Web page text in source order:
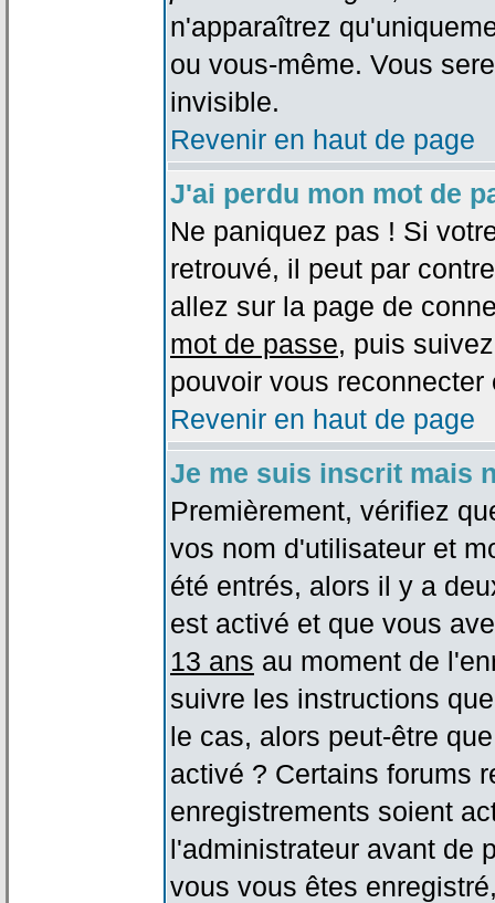
n'apparaîtrez
ou vous-même. Vous
invisible.
Revenir en haut de page
J'ai perdu mon mot de
Ne paniquez pas ! Si
retrouvé, il peut par
allez sur la page de
mot de passe, puis
pouvoir vous
Revenir en haut de page
Je me suis inscrit mais
Premièrement, vérifiez
vos nom d'utilisateur et
été entrés, alors il y a
est activé et que vous
13 ans au moment de
suivre les instructions
le cas, alors peut-être
activé ? Certains forums
enregistrements soient
l'administrateur avant de
vous vous êtes